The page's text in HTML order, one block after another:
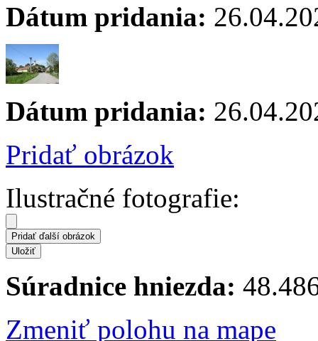
Dátum pridania:
Dátum pridania:
Pridať obrázok
Ilustračné fotografie:
Súradnice hniezda:
Zmeniť polohu na mape